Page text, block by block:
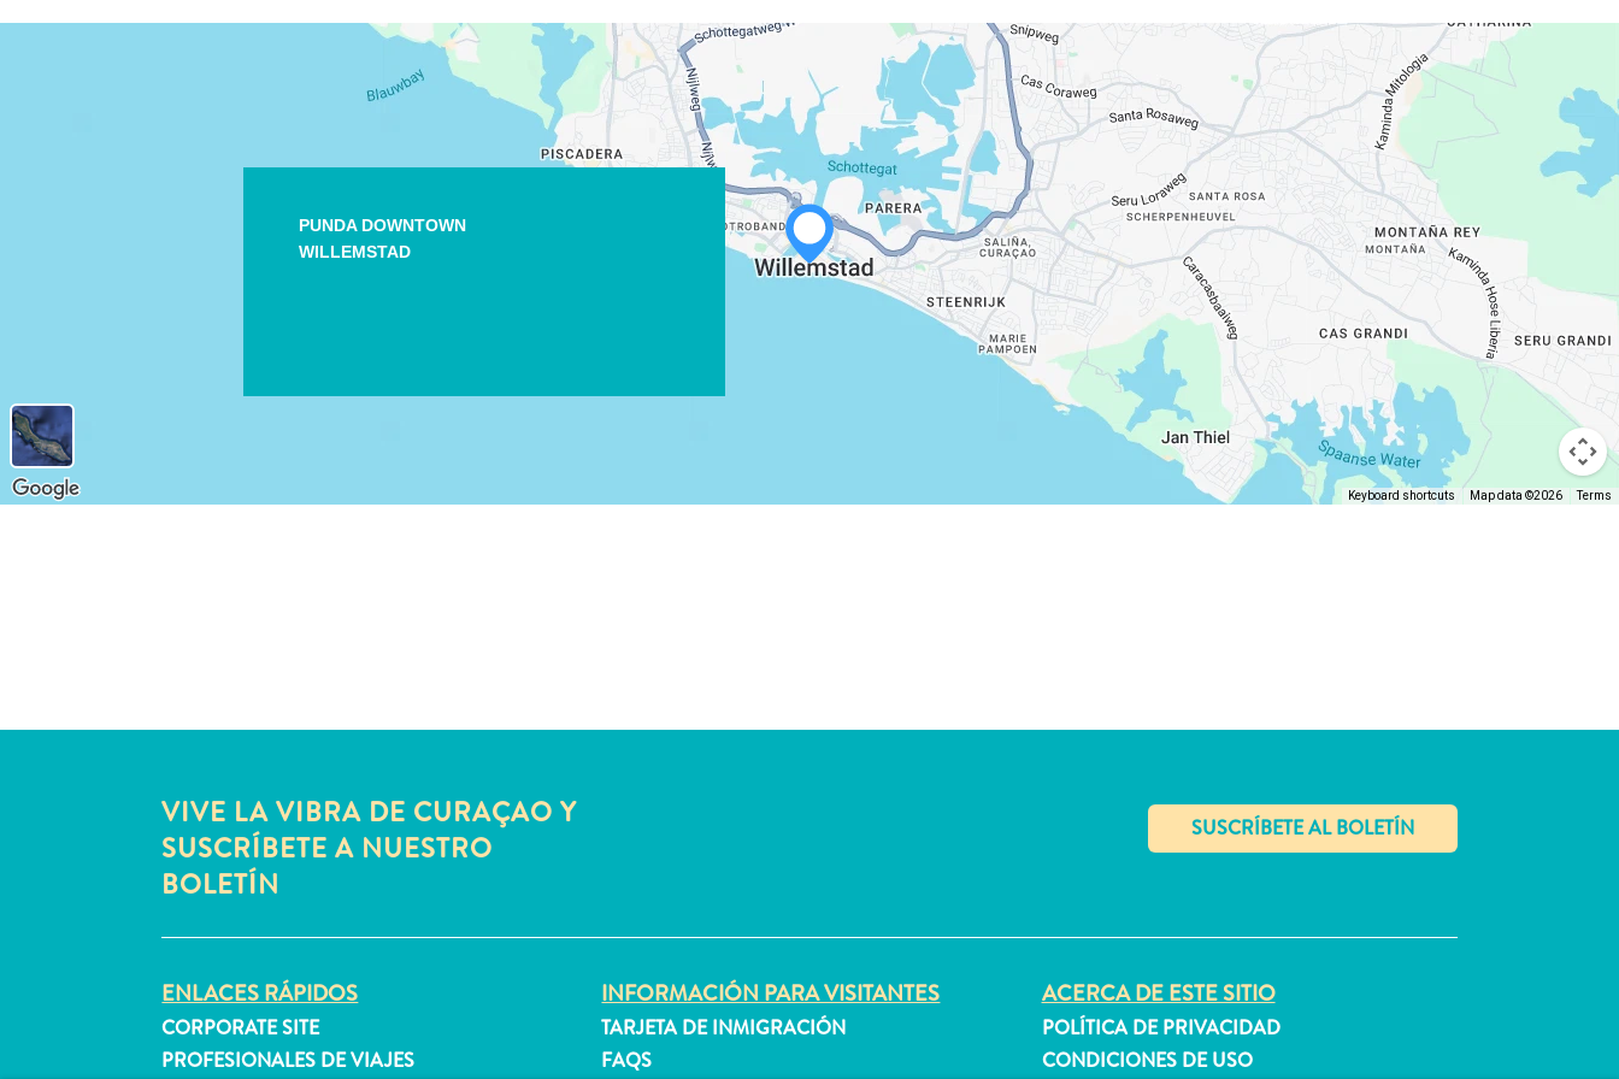
WHATSAPP
PUNDA DOWNTOWN
WILLEMSTAD
Keyboard shortcuts Map data ©2026 Terms
VIVE LA VIBRA DE CURAÇAO Y
SUSCRÍBETE A NUESTRO
BOLETÍN
✕
ENLACES RÁPIDOS
CORPORATE SITE
PROFESIONALES DE VIAJES
INFORMACIÓN PARA VISITANTES
TARJETA DE INMIGRACIÓN
FAQS
ACERCA DE ESTE SITIO
POLÍTICA DE PRIVACIDAD
CONDICIONES DE USO